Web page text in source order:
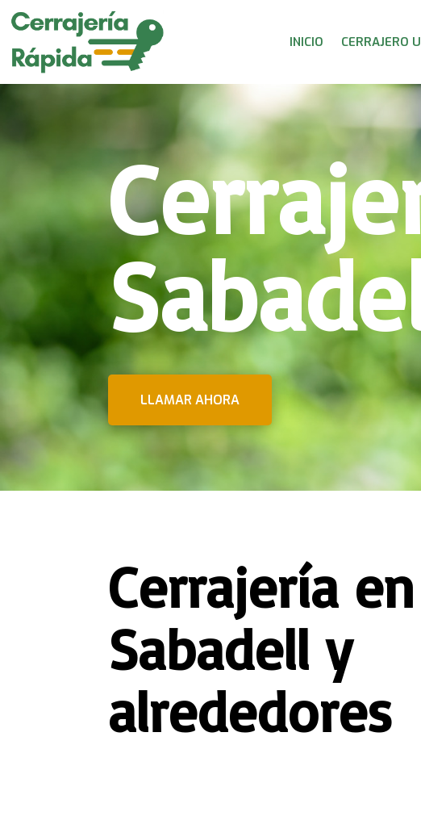
INICIO CERRAJERO
LLAMAR AHORA
Cerrajería en
Sabadell y
alrededores